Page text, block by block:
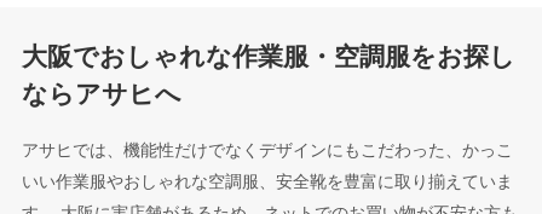
大阪でおしゃれな作業服・空調服をお探し
ならアサヒへ
アサヒでは、機能性だけでなくデザインにもこだわった、かっこ
いい作業服やおしゃれな空調服、安全靴を豊富に取り揃えていま